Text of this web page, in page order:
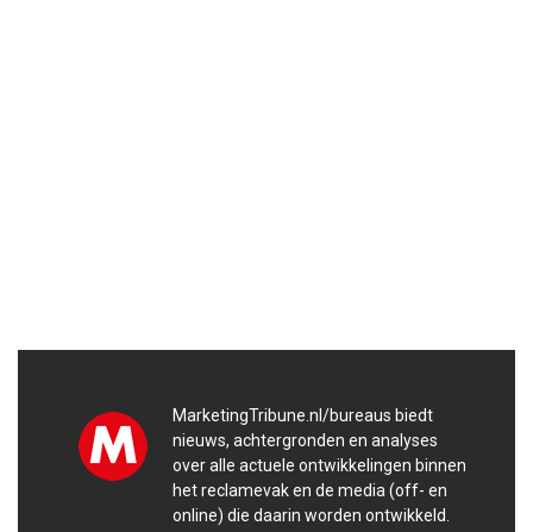
MarketingTribune.nl/bureaus biedt
nieuws, achtergronden en analyses
over alle actuele ontwikkelingen binnen
het reclamevak en de media (off- en
online) die daarin worden ontwikkeld.